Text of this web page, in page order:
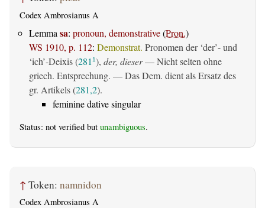
Codex Ambrosianus A
Lemma sa: pronoun, demonstrative(Pron.)
WS 1910, p. 112: Demonstrat. Pronomen der ‘der’- und
‘ich’-Deixis (281 1), der, dieser— Nicht selten ohne
griech. Entsprechung. — Das Dem. dient als Ersatz des
gr. Artikels (281,2).
feminine dative singular
Status: not verified but unambiguous.
↑ Token: namnidon
Codex Ambrosianus A